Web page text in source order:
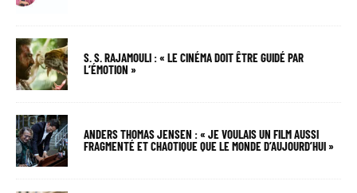
S. S. RAJAMOULI : « LE CINÉMA DOIT ÊTRE GUIDÉ PAR
L’ÉMOTION »
ANDERS THOMAS JENSEN : « JE VOULAIS UN FILM AUSSI
FRAGMENTÉ ET CHAOTIQUE QUE LE MONDE D’AUJOURD’HUI »